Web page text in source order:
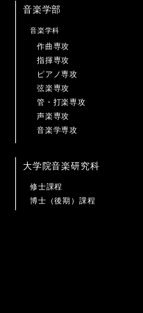
音楽学部
音楽学科
作曲専攻
指揮専攻
ピアノ専攻
弦楽専攻
管・打楽専攻
声楽専攻
音楽学専攻
大学院音楽研究科
修士課程
博士（後期）課程